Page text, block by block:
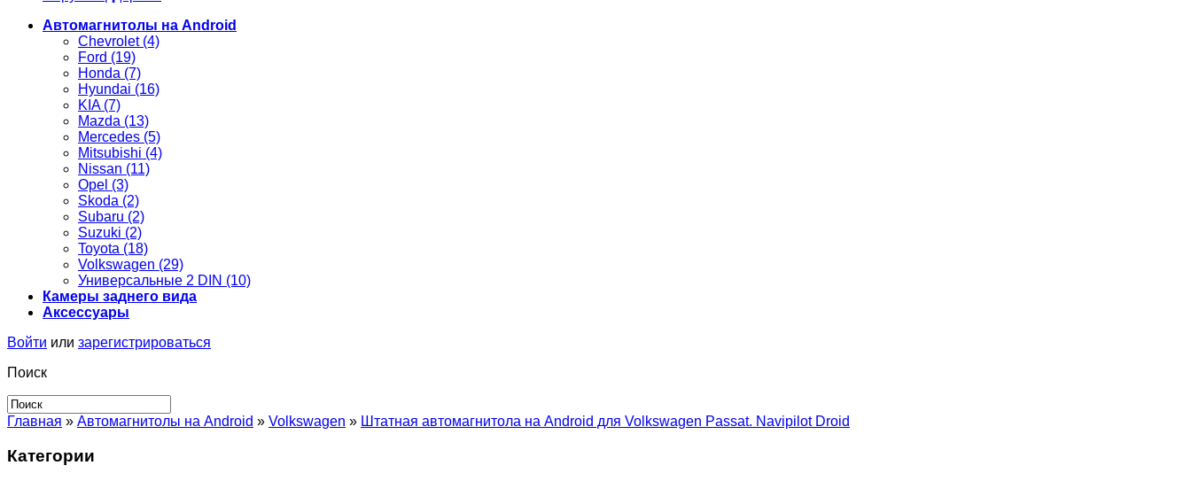
Автомагнитолы на Android
Chevrolet (4)
Ford (19)
Honda (7)
Hyundai (16)
KIA (7)
Mazda (13)
Mercedes (5)
Mitsubishi (4)
Nissan (11)
Opel (3)
Skoda (2)
Subaru (2)
Suzuki (2)
Toyota (18)
Volkswagen (29)
Универсальные 2 DIN (10)
Камеры заднего вида
Аксессуары
Войти или зарегистрироваться
Поиск
Главная » Автомагнитолы на Android » Volkswagen » Штатная автомагнитола на Android для Volkswagen Passat. Navipilot Droid
Категории